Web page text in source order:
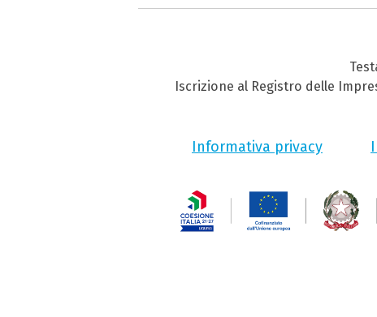
Iscrizione al Registro delle
Informativa privacy